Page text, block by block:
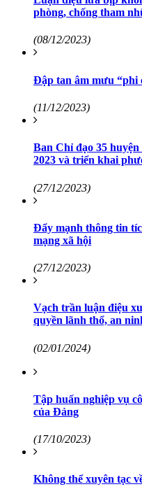
phòng, chống tham
(08/12/2023)
Đập tan âm mưu “phi
(11/12/2023)
Ban Chỉ đạo 35
2023 và triển khai
(27/12/2023)
Đẩy mạnh thông tin
mạng xã hội
(27/12/2023)
Vạch trần luận điệu
quyền lãnh thổ, an
(02/01/2024)
Tập huấn nghiệp vụ
của Đảng
(17/10/2023)
Không thể xuyên tạc